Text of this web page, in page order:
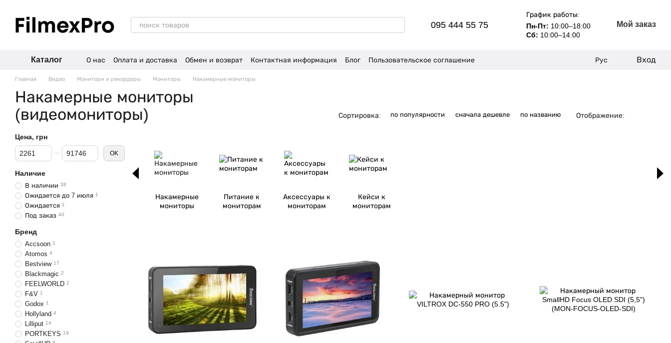
095 444 55 75
График работы:
Пн-Пт: 10:00–18:00
Сб: 10:00–14:00
Мой заказ
Каталог О нас Оплата и доставка Обмен и возврат Контактная информация Блог
Пользовательское соглашение
Рус Вход
Главная Видео Монитори и рекордеры Мониторы Накамерные мониторы
Накамерные мониторы
(видеомониторы)
Сортировка: по популярности сначала дешевле по названию Отображение:
Накамерные
мониторы
Питание к
мониторам
Аксессуары к
мониторам
Кейси к
мониторам
Цена, грн
От Цена, грн
До Цена, грн OK
Наличие
В наличии 38
Ожидается до 7 июля 1
Ожидается 1
Под заказ 40
Бренд
Accsoon 1
Atomos 4
Bestview 17
Blackmagic 2
FEELWORLD 2
F&V 1
Godox 1
Hollyland 4
Lilliput 14
PORTKEYS 19